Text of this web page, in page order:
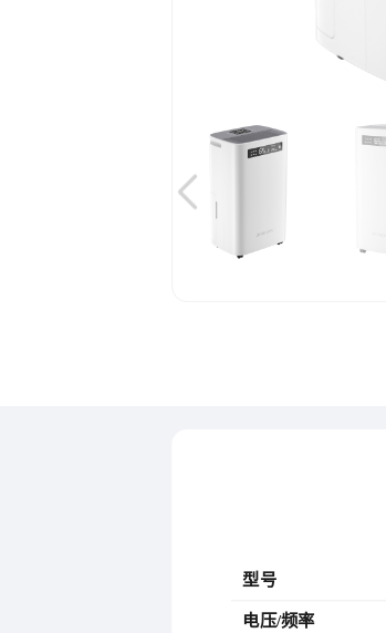
型号
电压/频率